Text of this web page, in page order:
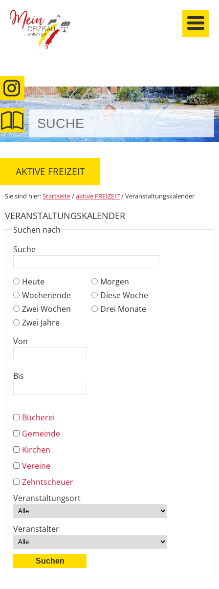
anmelden
AKTIVE FREIZEIT
Sie sind hier:Startseite/aktive FREIZEIT/Veranstaltungskalender
VERANSTALTUNGSKALENDER
Suchen nach
Suche
Heute
Morgen
Wochenende
Diese Woche
Zwei Wochen
Drei Monate
Zwei Jahre
Von
Bis
Bücherei
Gemeinde
Kirchen
Vereine
Zehntscheuer
Veranstaltungsort
Veranstalter